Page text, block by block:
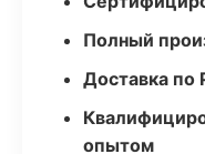
Полный
Доставка по
опытом